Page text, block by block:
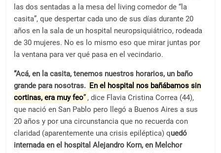
las dos sentadas a la mesa del living comedor de “la
casita”, que despertar cada uno de sus días durante 20
años en la sala de un hospital neuropsiquiátrico, rodeada
de 30 mujeres. No es lo mismo eso que mirar juntas por
la ventana para ver qué pasa en el vecindario.
“Acá, en la casita, tenemos nuestros horarios, un baño
grande para nosotras. En el hospital nos bañábamos sin
cortinas, era muy feo” , dice Flavia Cristina Correa (44),
que nació en San Pablo pero llegó a Buenos Aires a sus
20 años y por una circunstancia que no recuerda con
claridad (aparentemente una crisis epiléptica) quedó
internada en el hospital Alejandro Korn, en Melchor